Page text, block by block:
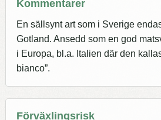
Kommentarer
En sällsynt art som i Sverige
Gotland. Ansedd som en god
i Europa, bl.a. Italien där den
bianco”.
Förväxlingsrisk